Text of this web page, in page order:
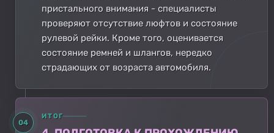
пристального внимания - специалисты
проверяют отсутствие люфтов и состояние
рулевой рейки. Кроме того, оценивается
состояние ремней и шлангов, нередко
страдающих от возраста автомобиля.
04
ИТОГ